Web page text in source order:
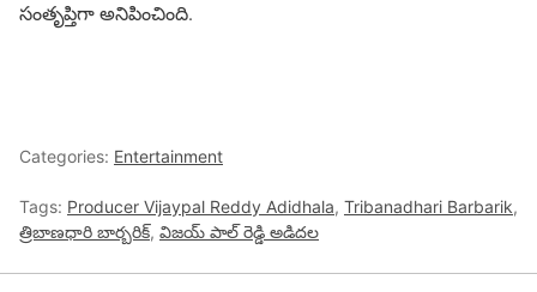
సంతృప్తిగా అనిపించింది.
Categories: Entertainment
Tags: Producer Vijaypal Reddy Adidhala, Tribanadhari Barbarik,
త్రిబాణధారి బార్బరిక్, విజయ్ పాల్ రెడ్డి అడిదల